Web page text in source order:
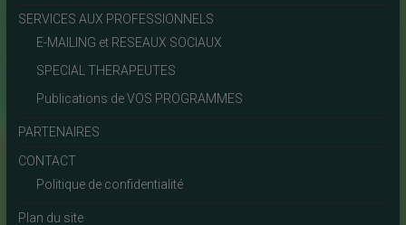
SERVICES AUX PROFESSIONNELS
E-MAILING et RESEAUX SOCIAUX
SPECIAL THERAPEUTES
Publications de VOS PROGRAMMES
PARTENAIRES
CONTACT
Politique de confidentialité
Plan du site